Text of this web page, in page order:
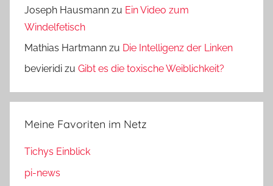
Joseph Hausmann zu Ein Video zum
Windelfetisch
Mathias Hartmann zu Die Intelligenz der Linken
bevieridi zu Gibt es die toxische Weiblichkeit?
Meine Favoriten im Netz
Tichys Einblick
pi-news